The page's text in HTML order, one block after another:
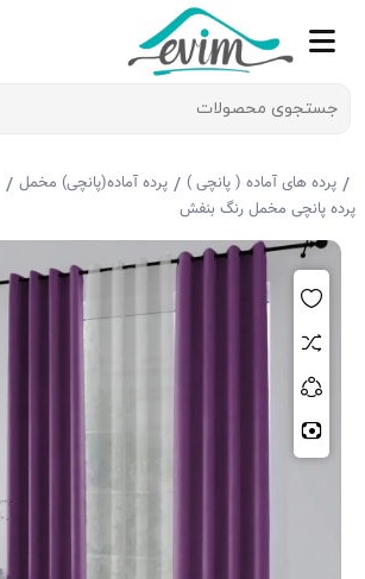
/ پرده های آماده ( پانچی ) / پرده آماده(پانچی) مخمل /
پرده پانچی مخمل رنگ بنفش